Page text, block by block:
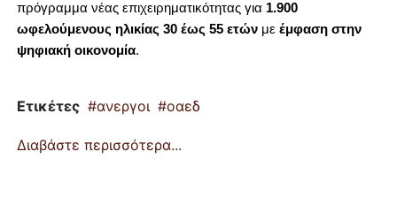
πρόγραμμα νέας επιχειρηματικότητας για 1.900
ωφελούμενους ηλικίας 30 έως 55 ετών με έμφαση στην
ψηφιακή οικονομία.
Ετικέτες ανεργοι οαεδ
Διαβάστε περισσότερα...